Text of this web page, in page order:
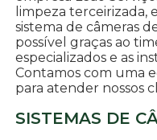
limpeza terceirizada,
sistema de câmeras
possível graças ao
especializados e as
Contamos com uma
para atender nossos
SISTEMAS DE